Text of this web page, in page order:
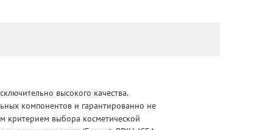
высокого качества.
компонентов и гарантированно не
критерием выбора косметической